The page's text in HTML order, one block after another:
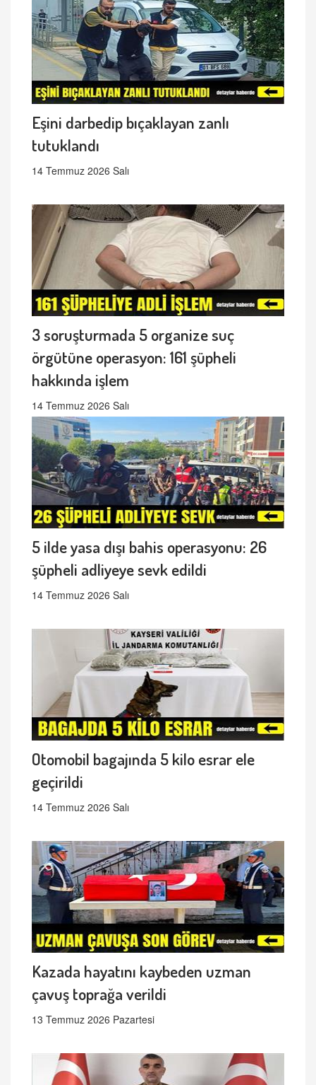
Eşini darbedip bıçaklayan zanlı
tutuklandı
14 Temmuz 2026 Salı
3 soruşturmada 5 organize suç
örgütüne operasyon: 161 şüpheli
hakkında işlem
14 Temmuz 2026 Salı
5 ilde yasa dışı bahis operasyonu: 26
şüpheli adliyeye sevk edildi
14 Temmuz 2026 Salı
Otomobil bagajında 5 kilo esrar ele
geçirildi
14 Temmuz 2026 Salı
Kazada hayatını kaybeden uzman
çavuş toprağa verildi
13 Temmuz 2026 Pazartesi